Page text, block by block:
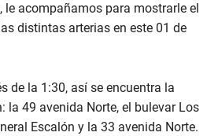
le acompañamos para mostrarle el
distintas arterias en este 01 de
de la 1:30, así se encuentra la
la 49 avenida Norte, el bulevar Los
Escalón y la 33 avenida Norte.